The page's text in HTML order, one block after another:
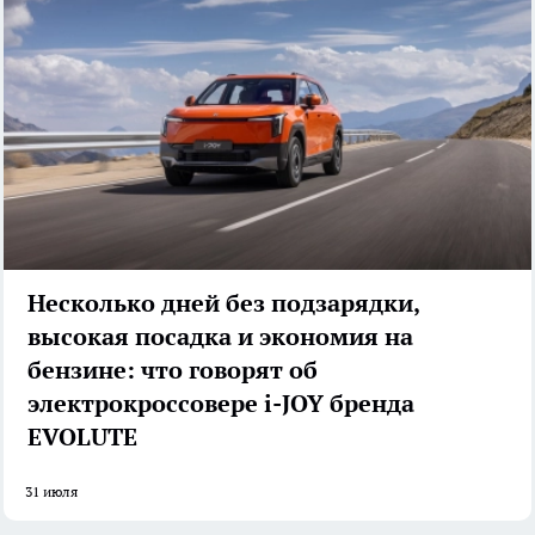
Несколько дней без подзарядки,
высокая посадка и экономия на
бензине: что говорят об
электрокроссовере i-JOY бренда
EVOLUTE
31 июля